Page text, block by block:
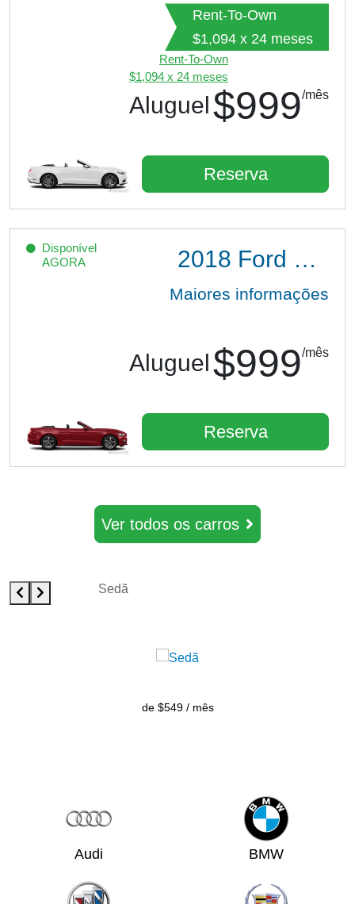
Rent-To-Own
$1,094 x 24 meses
Rent-To-Own
$1,094 x 24 meses
Aluguel $999/mês
Reserva
Disponível
AGORA
2018 Ford Mustang
Maiores informações
Aluguel $999/mês
Reserva
Ver todos os carros
Sedã
de $549 / mês
Audi BMW